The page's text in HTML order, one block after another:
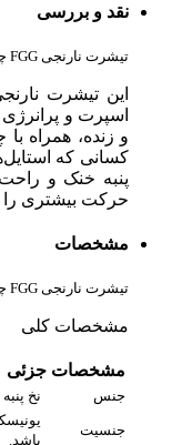
نقد و بررسی
تیشرت نارنجی FGG چاپ گرافیکی – استوک نخ پنبه
اسپرت و
و زنده، همراه
کسانی که
پنبه خنک و
حرکت بیشتری را
مشخصات
تیشرت نارنجی FGG چاپ گرافیکی – استوک نخ پنبه
مشخصات کلی
مشخصات جزئی
جنس نخ پنبه
جنسیت
باشد.